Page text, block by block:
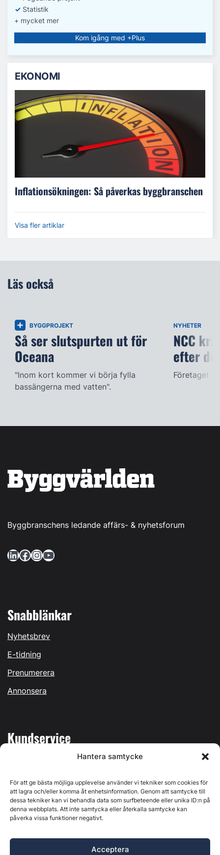
Hantera samtycke
För att ge bästa möjliga upplevelse använder vi tekniker som cookies för
att lagra och/eller komma åt enhetsinformation. Genom att samtycke till
dessa tekniker kan vi behandla data som surfbeteende eller unika ID:n på
denna webbplats. Att inte samtycka eller återkalla samtycke kan
påverka vissa funktioner negativt.
Acceptera
✓ Statistik
+ mycket mer
Kom igång med +Plus
EKONOMI
Inflationsökningen: Så påverkas byggbranschen
Visa fler artiklar
Läs också
BYGGPROJEKT
Så ser slutspurten ut för
Oceana
"Inom kort kommer vi börja fylla
bassängerna med vatten".
NYHETER
NCC
efter
Företaget
Byggbranschens ledande affärs- & nyhetsforum
LinkedIn Facebook InstagramYouTube
Snabblänkar
Nyhetsbrev
E-tidning
Prenumerera
Annonsera
Kundservice
Kontakta oss
Östernäsvägen 1, 827 32 Ljusdal, org.nr: 556625-6425 -
Ansvarig utgivare: Henrik Ekberg. Innehållet på denna